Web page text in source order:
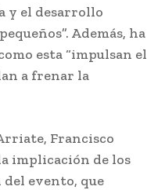
y el desarrollo
Además, ha
esta “impulsan el
a frenar la
Francisco
implicación de los
evento, que